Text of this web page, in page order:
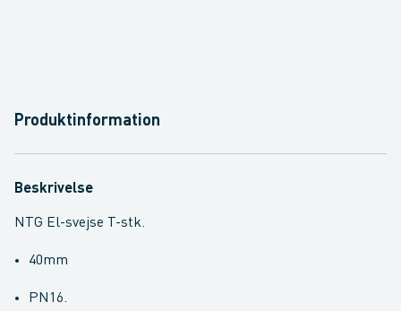
Produktinformation
Beskrivelse
NTG El-svejse T-stk.
40mm
PN16.